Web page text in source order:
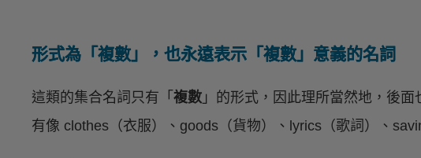
形式為「複數」，也永遠表示「複數」意義的名詞
這類的集合名詞只有「 複數 」的形式，因此理所當然地，後面
有像 clothes（衣服）、goods（貨物）、lyrics（歌詞）、